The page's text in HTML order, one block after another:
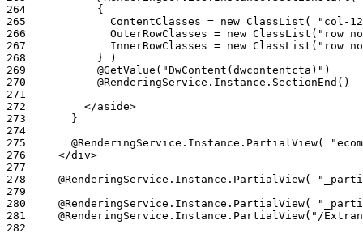
264
265
266
267
268
269
270
271
272
273
274
275
276
277
278
279
280
281
282